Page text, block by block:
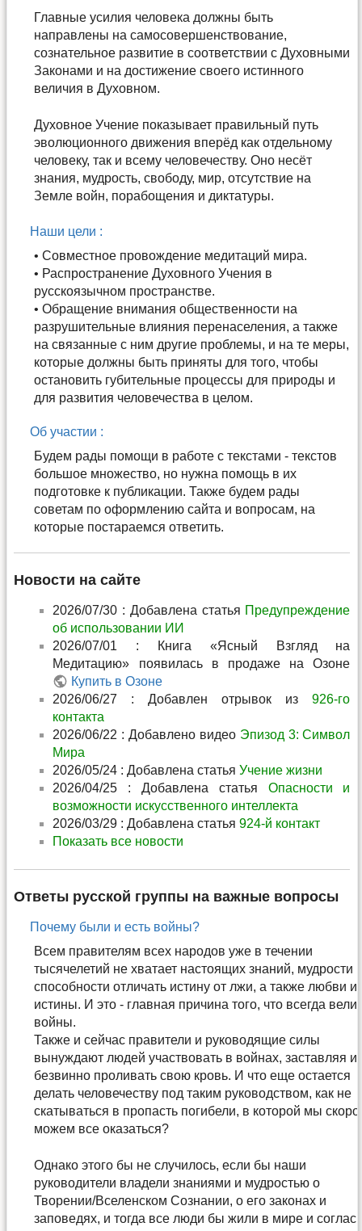
Главные усилия человека должны быть
направлены на самосовершенствование,
сознательное развитие в соответствии с Духовными
Законами и на достижение своего истинного
величия в Духовном.
Духовное Учение показывает правильный путь
эволюционного движения вперёд как отдельному
человеку, так и всему человечеству. Оно несёт
знания, мудрость, свободу, мир, отсутствие на
Земле войн, порабощения и диктатуры.
Наши цели :
• Совместное провождение медитаций мира.
• Распространение Духовного Учения в
русскоязычном пространстве.
• Обращение внимания общественности на
разрушительные влияния перенаселения, а также
на связанные с ним другие проблемы, и на те меры,
которые должны быть приняты для того, чтобы
остановить губительные процессы для природы и
для развития человечества в целом.
Об участии :
Будем рады помощи в работе с текстами - текстов
большое множество, но нужна помощь в их
подготовке к публикации. Также будем рады
советам по оформлению сайта и вопросам, на
которые постараемся ответить.
Новости на сайте
2026/07/30 : Добавлена статья Предупреждение
об использовании ИИ
2026/07/01 : Книга «Ясный Взгляд на
Медитацию» появилась в продаже на Озоне
Купить в Озоне
2026/06/27 : Добавлен отрывок из926-го
контакта
2026/06/22 : Добавлено видео Эпизод 3: Символ
Мира
2026/05/24 : Добавлена статьяУчение жизни
2026/04/25 : Добавлена статья Опасности и
возможности искусственного интеллекта
2026/03/29 : Добавлена статья924-й контакт
Показать все новости
Ответы русской группы на важные вопросы
Почему были и есть войны?
Всем правителям всех народов уже в течении
тысячелетий не хватает настоящих знаний, мудрости
способности отличать истину от лжи, а также любви и
истины. И это - главная причина того, что всегда
войны.
Также и сейчас правители и руководящие силы
вынуждают людей участвовать в войнах, заставляя
безвинно проливать свою кровь. И что еще остается
делать человечеству под таким руководством, как не
скатываться в пропасть погибели, в которой мы скоро
можем все оказаться?
Однако этого бы не случилось, если бы наши
руководители владели знаниями и мудростью о
Творении/Вселенском Сознании, о его законах и
заповедях, и тогда все люди бы жили в мире и